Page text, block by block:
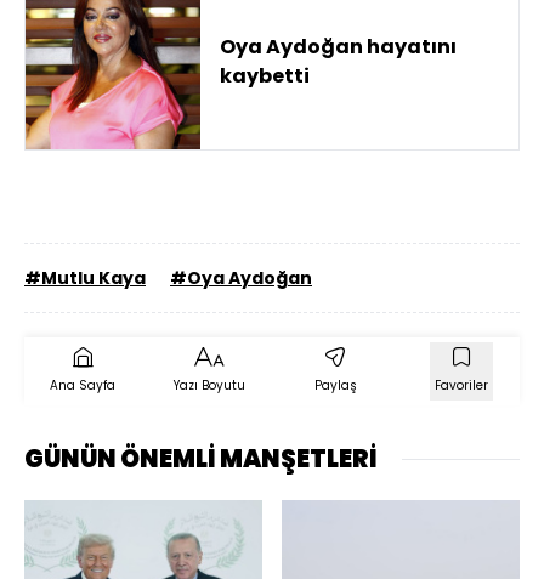
Oya Aydoğan hayatını
kaybetti
#Mutlu Kaya #Oya Aydoğan
Ana Sayfa Yazı Boyutu Paylaş Favoriler
GÜNÜN ÖNEMLİ MANŞETLERİ